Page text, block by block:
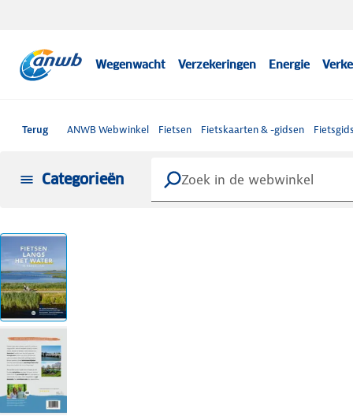
Wegenwacht Verzekeringen Energie
Terug ANWB Webwinkel Fietsen Fietskaarten & -gidsen
Categorieën